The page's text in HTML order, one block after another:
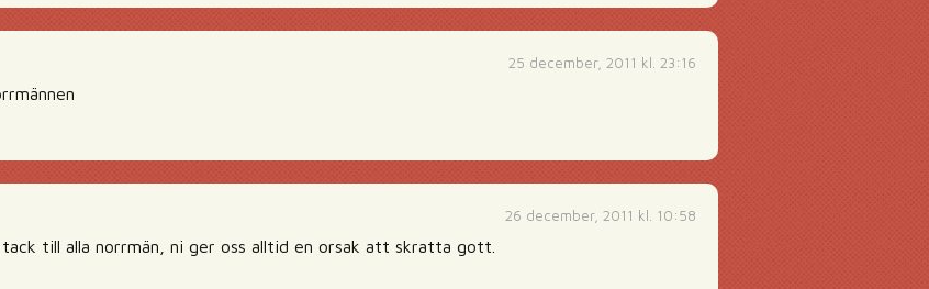
25 december, 2011 kl. 23:16
26 december, 2011 kl. 10:58
till alla norrmän, ni ger oss alltid en orsak att skratta gott.